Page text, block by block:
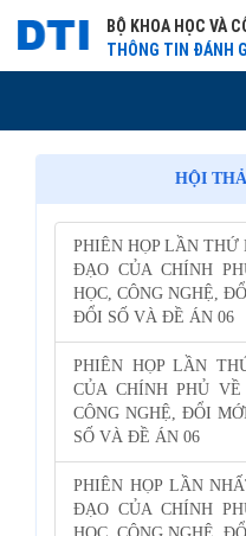
BỘ KHOA HỌC VÀ
THÔNG TIN ĐÁNH
HỘI
PHIÊN HỌP LẦN THỨ
ĐẠO CỦA CHÍNH
HỌC, CÔNG NGHỆ,
ĐỔI SỐ VÀ ĐỀ ÁN 06
PHIÊN HỌP LẦN
CỦA CHÍNH PHỦ
CÔNG NGHỆ, ĐỔI
SỐ VÀ ĐỀ ÁN 06
PHIÊN HỌP LẦN
ĐẠO CỦA CHÍNH